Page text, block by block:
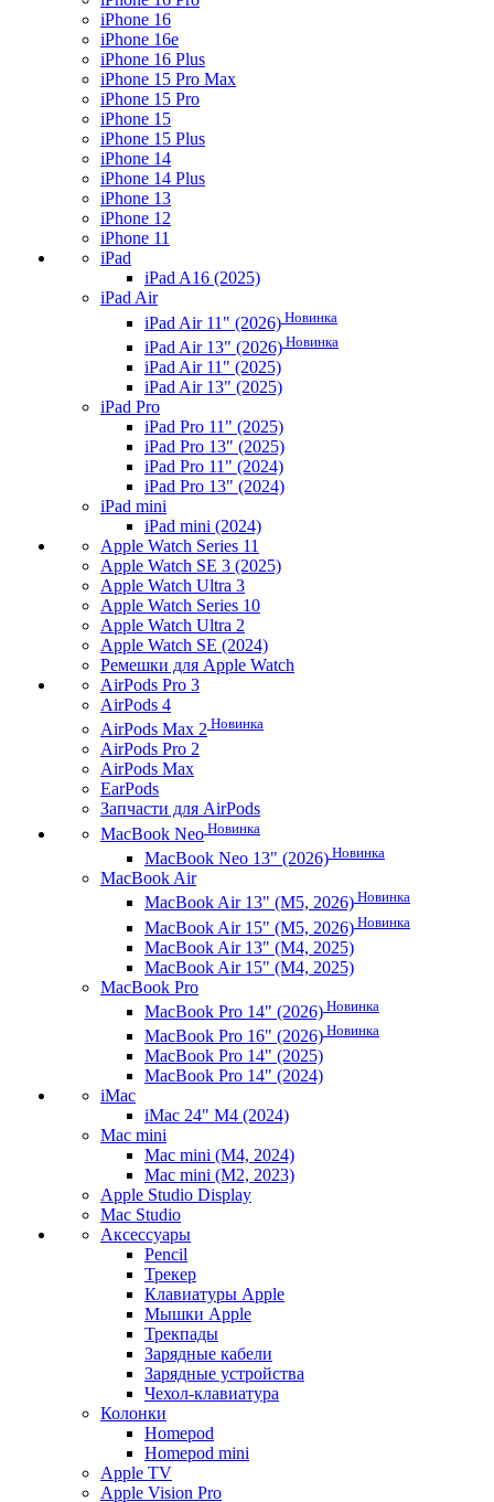
iPhone 16
iPhone 16e
iPhone 16 Plus
iPhone 15 Pro Max
iPhone 15 Pro
iPhone 15
iPhone 15 Plus
iPhone 14
iPhone 14 Plus
iPhone 13
iPhone 12
iPhone 11
iPad
iPad A16 (2025)
iPad Air
iPad Air 11" (2026) Новинка
iPad Air 13" (2026) Новинка
iPad Air 11" (2025)
iPad Air 13" (2025)
iPad Pro
iPad Pro 11" (2025)
iPad Pro 13" (2025)
iPad Pro 11" (2024)
iPad Pro 13" (2024)
iPad mini
iPad mini (2024)
Apple Watch Series 11
Apple Watch SE 3 (2025)
Apple Watch Ultra 3
Apple Watch Series 10
Apple Watch Ultra 2
Apple Watch SE (2024)
Ремешки для Apple Watch
AirPods Pro 3
AirPods 4
AirPods Max 2 Новинка
AirPods Pro 2
AirPods Max
EarPods
Запчасти для AirPods
MacBook Neo Новинка
MacBook Neo 13" (2026) Новинка
MacBook Air
MacBook Air 13" (M5, 2026) Новинка
MacBook Air 15" (M5, 2026) Новинка
MacBook Air 13" (M4, 2025)
MacBook Air 15" (M4, 2025)
MacBook Pro
MacBook Pro 14" (2026) Новинка
MacBook Pro 16" (2026) Новинка
MacBook Pro 14" (2025)
MacBook Pro 14" (2024)
iMac
iMac 24" M4 (2024)
Mac mini
Mac mini (M4, 2024)
Mac mini (M2, 2023)
Apple Studio Display
Mac Studio
Аксессуары
Pencil
Трекер
Клавиатуры Apple
Мышки Apple
Трекпады
Зарядные кабели
Зарядные устройства
Чехол-клавиатура
Колонки
Homepod
Homepod mini
Apple TV
Apple Vision Pro